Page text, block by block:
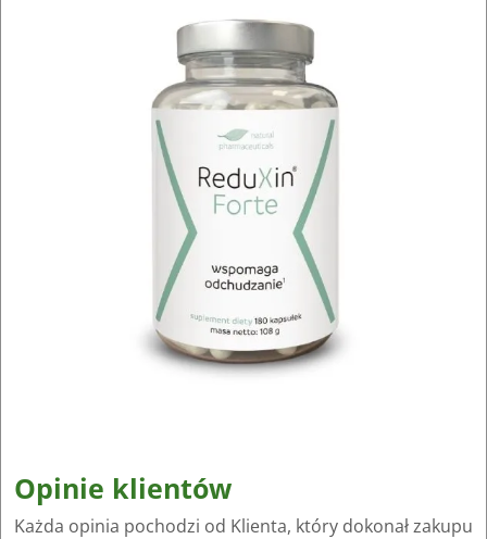
Opinie klientów
Każda opinia pochodzi od Klienta, który dokonał zakupu